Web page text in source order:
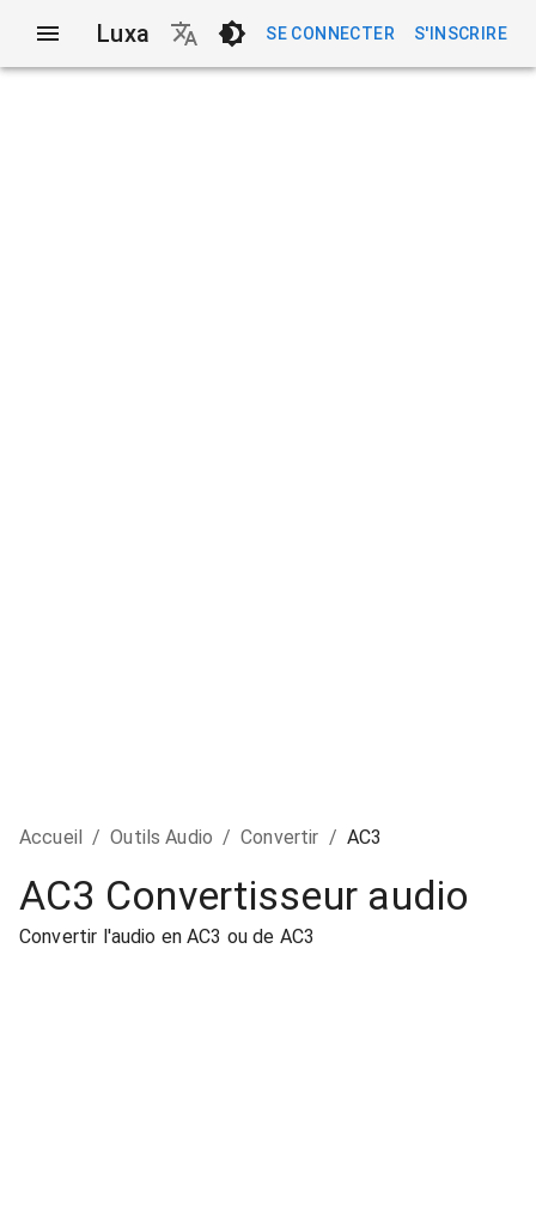
Luxa SE CONNECTER S'INSCRIRE
Accueil / Outils Audio / Convertir / AC3
AC3 Convertisseur audio
Convertir l'audio en AC3 ou de AC3